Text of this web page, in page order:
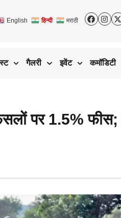
English हिन्दी मराठी
गैलरी इवेंट कमॉडिटी
पर 1.5%